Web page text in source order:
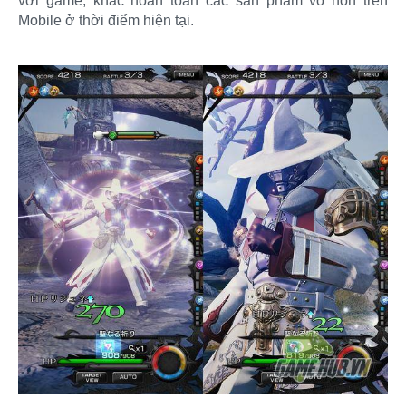
Mobile ở thời điểm hiện tại.